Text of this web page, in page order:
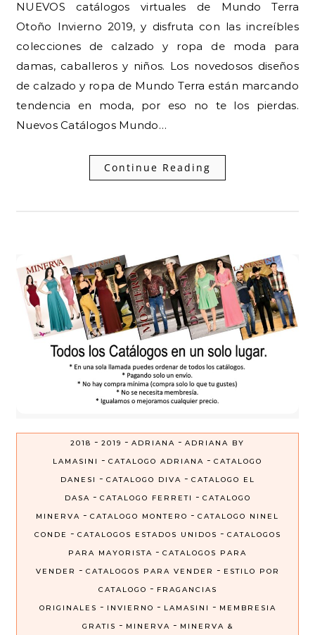
NUEVOS catálogos virtuales de Mundo Terra
Otoño Invierno 2019, y disfruta con las increíbles
colecciones de calzado y ropa de moda para
damas, caballeros y niños. Los novedosos diseños
de calzado y ropa de Mundo Terra están marcando
tendencia en moda, por eso no te los pierdas.
Nuevos Catálogos Mundo…
Continue Reading
2018 - 2019 - ADRIANA - ADRIANA BY
LAMASINI
- CATALOGO ADRIANA - CATALOGO
DANESI
- CATALOGO DIVA - CATALOGO EL
DASA - CATALOGO FERRETI - CATALOGO
MINERVA - CATALOGO MONTERO - CATALOGO NINEL
CONDE
- CATALOGOS ESTADOS UNIDOS - CATALOGOS
PARA MAYORISTA - CATALOGOS PARA
VENDER
- CATALOGOS PARA VENDER - ESTILO POR
CATALOGO - FRAGANCIAS
ORIGINALES - INVIERNO - LAMASINI - MEMBRESIA
GRATIS - MINERVA - MINERVA &